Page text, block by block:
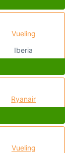
Vueling
Iberia
Ryanair
Vueling